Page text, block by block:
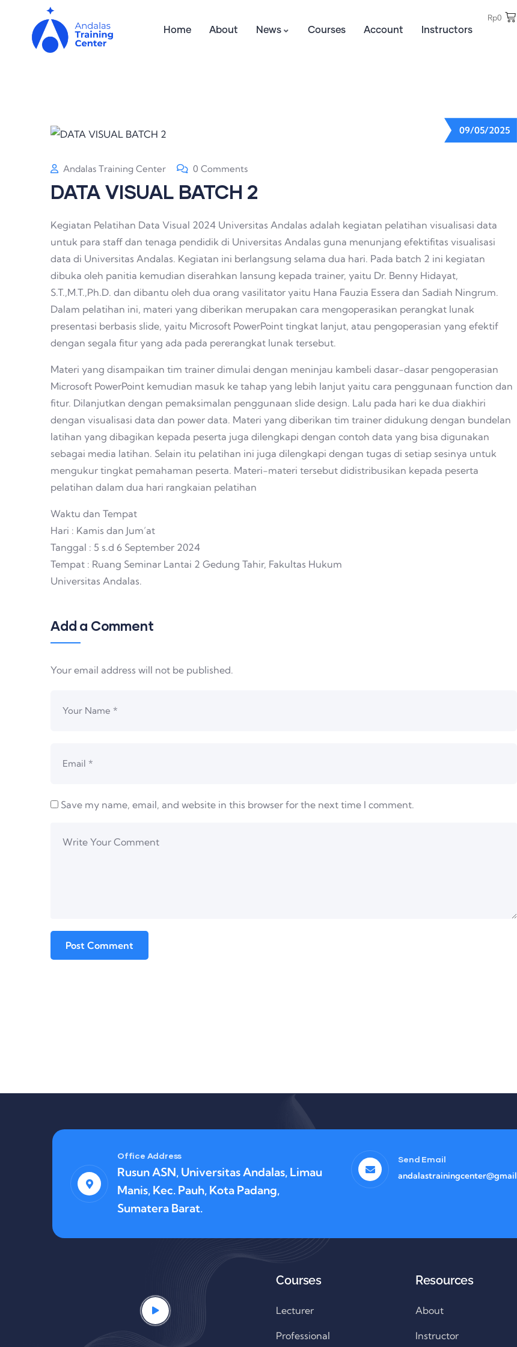
Home About News Courses Account Instructors
Rp0
09/05/2025
Andalas Training Center 0 Comments
DATA VISUAL BATCH 2
Kegiatan Pelatihan Data Visual 2024 Universitas Andalas adalah kegiatan pelatihan visualisasi data
untuk para staff dan tenaga pendidik di Universitas Andalas guna menunjang efektifitas visualisasi
data di Universitas Andalas. Kegiatan ini berlangsung selama dua hari. Pada batch 2 ini kegiatan
dibuka oleh panitia kemudian diserahkan lansung kepada trainer, yaitu Dr. Benny Hidayat,
S.T.,M.T.,Ph.D. dan dibantu oleh dua orang vasilitator yaitu Hana Fauzia Essera dan Sadiah Ningrum.
Dalam pelatihan ini, materi yang diberikan merupakan cara mengoperasikan perangkat lunak
presentasi berbasis slide, yaitu Microsoft PowerPoint tingkat lanjut, atau pengoperasian yang efektif
dengan segala fitur yang ada pada pererangkat lunak tersebut.
Materi yang disampaikan tim trainer dimulai dengan meninjau kambeli dasar-dasar pengoperasian
Microsoft PowerPoint kemudian masuk ke tahap yang lebih lanjut yaitu cara penggunaan function dan
fitur. Dilanjutkan dengan pemaksimalan penggunaan slide design. Lalu pada hari ke dua diakhiri
dengan visualisasi data dan power data. Materi yang diberikan tim trainer didukung dengan bundelan
latihan yang dibagikan kepada peserta juga dilengkapi dengan contoh data yang bisa digunakan
sebagai media latihan. Selain itu pelatihan ini juga dilengkapi dengan tugas di setiap sesinya untuk
mengukur tingkat pemahaman peserta. Materi-materi tersebut didistribusikan kepada peserta
pelatihan dalam dua hari rangkaian pelatihan
Waktu dan Tempat
Hari : Kamis dan Jum’at
Tanggal : 5 s.d 6 September 2024
Tempat : Ruang Seminar Lantai 2 Gedung Tahir, Fakultas Hukum
Universitas Andalas.
Add a Comment
Your email address will not be published.
Save my name, email, and website in this browser for the next time I comment.
Office Address
Rusun ASN, Universitas Andalas, Limau
Manis, Kec. Pauh, Kota Padang,
Sumatera Barat.
Send Email
Courses
Lecturer
Professional
Resources
About
Instructor